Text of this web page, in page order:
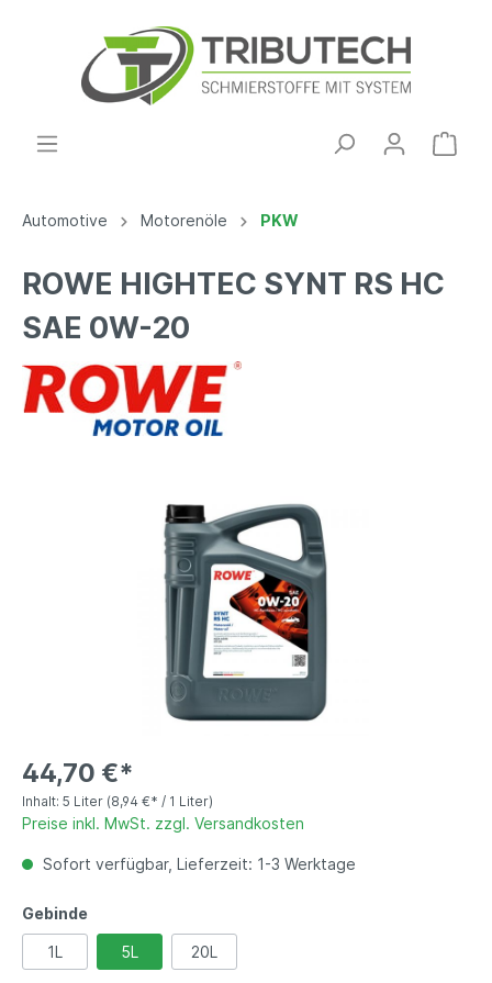
Automotive Motorenöle PKW
ROWE HIGHTEC SYNT RS HC
SAE 0W-20
44,70 €*
Inhalt: 5 Liter (8,94 €* / 1 Liter)
Preise inkl. MwSt. zzgl. Versandkosten
Sofort verfügbar, Lieferzeit: 1-3 Werktage
Gebinde
1L 5L 20L